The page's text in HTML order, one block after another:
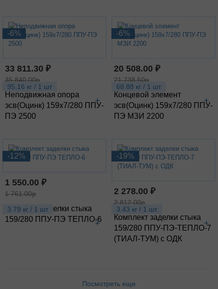
-6%
95.16 кг / 1 шт
33 811.30 ₽
+
35 840.00р
Неподвижная опора
эсв(Оцинк) 159х7/280 ППУ-
ПЭ 2500
-6%
68.88 кг / 1 шт
20 508.00 ₽
+
21 738.50р
Концевой элемент
эсв(Оцинк) 159х7/280 ППУ-
ПЭ МЗИ 2200
-12%
3.79 кг / 1 шт
1 550.00 ₽
+
1 761.00р
Комплект заделки стыка
159/280 ППУ-ПЭ ТЕПЛО-6
-19%
3.43 кг / 1 шт
2 278.00 ₽
+
2 812.00р
Комплект заделки стыка
159/280 ППУ-ПЭ-ТЕПЛО-7
(ТИАЛ-ТУМ) с ОДК
Посмотреть еще